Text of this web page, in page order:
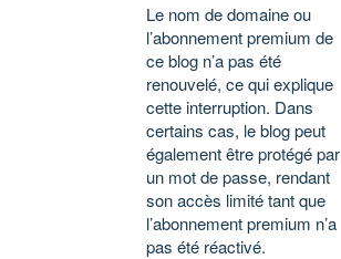
Le nom de domaine ou
l’abonnement premium de
ce blog n’a pas été
renouvelé, ce qui explique
cette interruption. Dans
certains cas, le blog peut
également être protégé par
un mot de passe, rendant
son accès limité tant que
l’abonnement premium n’a
pas été réactivé.